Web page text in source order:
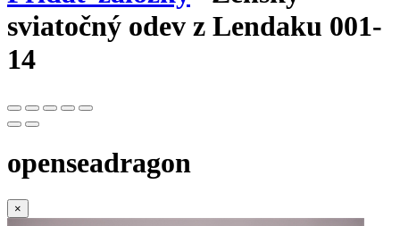
sviatočný odev z Lendaku 001-
14
openseadragon
×